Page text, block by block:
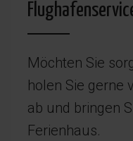
Möchten Sie
holen Sie gerne
ab und bringen
Ferienhaus.